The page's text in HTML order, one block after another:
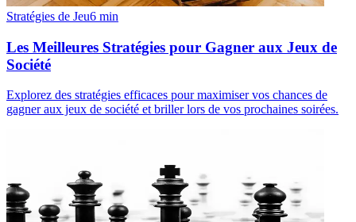
Stratégies de Jeu6 min
Les Meilleures Stratégies pour Gagner aux Jeux de
Société
Explorez des stratégies efficaces pour maximiser vos chances de
gagner aux jeux de société et briller lors de vos prochaines soirées.